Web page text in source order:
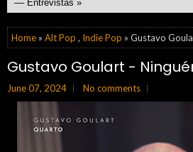
Home » Alt Pop , Indie Pop » Gustavo
Gustavo Goulart -
June 07, 2024 No comments